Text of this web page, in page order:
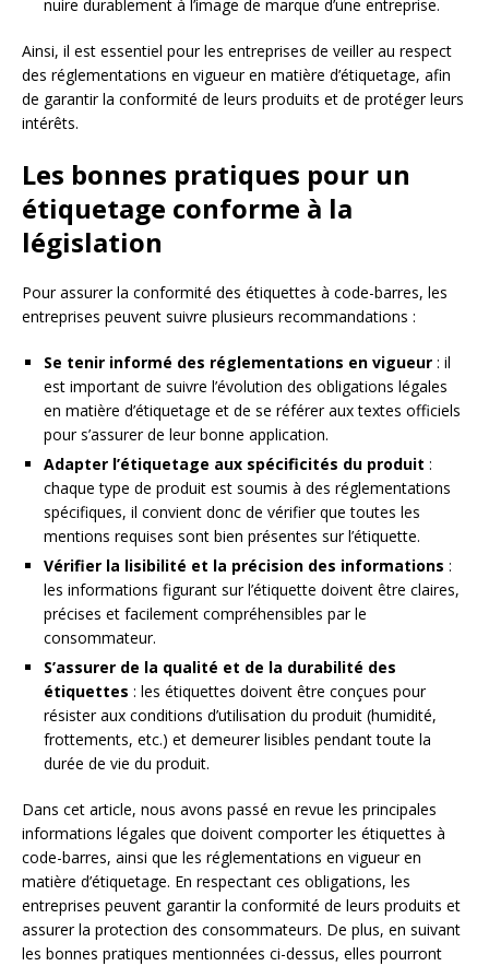
nuire durablement à l’image de marque d’une entreprise.
Ainsi, il est essentiel pour les entreprises de veiller au respect
des réglementations en vigueur en matière d’étiquetage, afin
de garantir la conformité de leurs produits et de protéger leurs
intérêts.
Les bonnes pratiques pour un
étiquetage conforme à la
législation
Pour assurer la conformité des étiquettes à code-barres, les
entreprises peuvent suivre plusieurs recommandations :
Se tenir informé des réglementations en vigueur : il
est important de suivre l’évolution des obligations légales
en matière d’étiquetage et de se référer aux textes officiels
pour s’assurer de leur bonne application.
Adapter l’étiquetage aux spécificités du produit :
chaque type de produit est soumis à des réglementations
spécifiques, il convient donc de vérifier que toutes les
mentions requises sont bien présentes sur l’étiquette.
Vérifier la lisibilité et la précision des informations :
les informations figurant sur l’étiquette doivent être claires,
précises et facilement compréhensibles par le
consommateur.
S’assurer de la qualité et de la durabilité des
étiquettes : les étiquettes doivent être conçues pour
résister aux conditions d’utilisation du produit (humidité,
frottements, etc.) et demeurer lisibles pendant toute la
durée de vie du produit.
Dans cet article, nous avons passé en revue les principales
informations légales que doivent comporter les étiquettes à
code-barres, ainsi que les réglementations en vigueur en
matière d’étiquetage. En respectant ces obligations, les
entreprises peuvent garantir la conformité de leurs produits et
assurer la protection des consommateurs. De plus, en suivant
les bonnes pratiques mentionnées ci-dessus, elles pourront